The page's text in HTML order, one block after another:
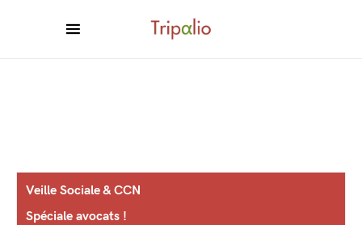
Veille Sociale & CCN
Spéciale avocats !